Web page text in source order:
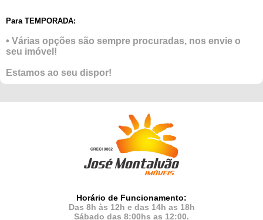
Para TEMPORADA:
• Várias opções são sempre procuradas, nos envie o
seu imóvel!
Estamos ao seu dispor!
Horário de Funcionamento:
Das 8h às 12h e das 14h as 18h
Sábado das 8:00hs as 12:00.